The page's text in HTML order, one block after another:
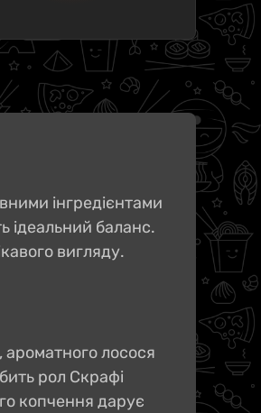
інгредієнтами
ідеальний баланс.
вигляду.
ароматного лосося
рол Скрафі
копчення дарує